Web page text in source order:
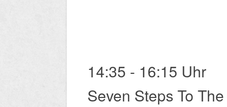
14:35 - 16:15 Uhr
Seven Steps To